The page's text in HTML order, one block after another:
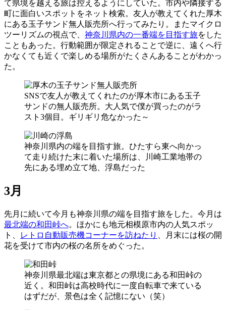
て県境を越える旅は控えるようにしていた。市内や隣接する
町に面白いスポットをネット検索。友人が教えてくれた厚木
にある玉子サンド無人販売所へ行ってみたり。またマイクロ
ツーリズムの視点で、 神奈川県内の一番端を目指す旅をした
こともあった。行動範囲が限定されることで逆に、遠くへ行
かなくても近くで楽しめる場所がたくさんあることがわかっ
た。
SNSで友人が教えてくれたのが厚木市にある玉子
サンドの無人販売所。大人気で僕が買ったのがラ
スト3個目。ギリギリ危なかった～
神奈川県内の端を目指す旅。ひたすら東へ向かっ
て走り続けた末に着いた場所は、川崎工業地帯の
先にある埋め立て地、浮島だった
3月
先月に続いて今月も神奈川県の端を目指す旅をした。今月は
最北端の和田峠へ。ほかにも地元相模原市内の人気スポッ
ト、
レトロ自動販売機コーナーを訪ねたり
、月末には桜の開
花を受けて市内の桜の名所をめぐった。
神奈川県最北端は東京都との県境にある和田峠の
近く。和田峠は高校時代に一度自転車で来ている
はずだが、景色は全く記憶にない（笑）